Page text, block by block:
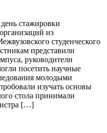
стажировки
из
студенческого
представили
руководители
посетить научные
молодыми
изучать основы
стола принимали
[…]